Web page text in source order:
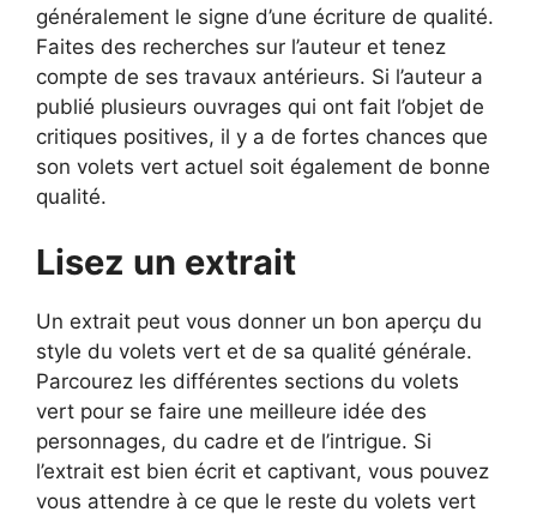
généralement le signe d’une écriture de qualité.
Faites des recherches sur l’auteur et tenez
compte de ses travaux antérieurs. Si l’auteur a
publié plusieurs ouvrages qui ont fait l’objet de
critiques positives, il y a de fortes chances que
son volets vert actuel soit également de bonne
qualité.
Lisez un extrait
Un extrait peut vous donner un bon aperçu du
style du volets vert et de sa qualité générale.
Parcourez les différentes sections du volets
vert pour se faire une meilleure idée des
personnages, du cadre et de l’intrigue. Si
l’extrait est bien écrit et captivant, vous pouvez
vous attendre à ce que le reste du volets vert